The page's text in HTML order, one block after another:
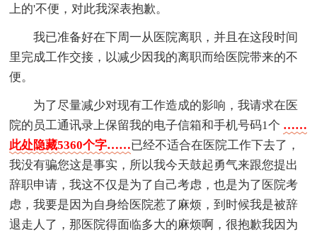
上的'不便，对此我深表抱歉。
我已准备好在下周一从医院离职，并且在这段时间
里完成工作交接，以减少因我的离职而给医院带来的不
便。
为了尽量减少对现有工作造成的影响，我请求在医
院的员工通讯录上保留我的电子信箱和手机号码1个 ……
此处隐藏5360个字……已经不适合在医院工作下去了，
我没有骗您这是事实，所以我今天鼓起勇气来跟您提出
辞职申请，我这不仅是为了自己考虑，也是为了医院考
虑，我要是因为自身给医院惹了麻烦，到时候我是被辞
退走人了，那医院得面临多大的麻烦啊，很抱歉我因为